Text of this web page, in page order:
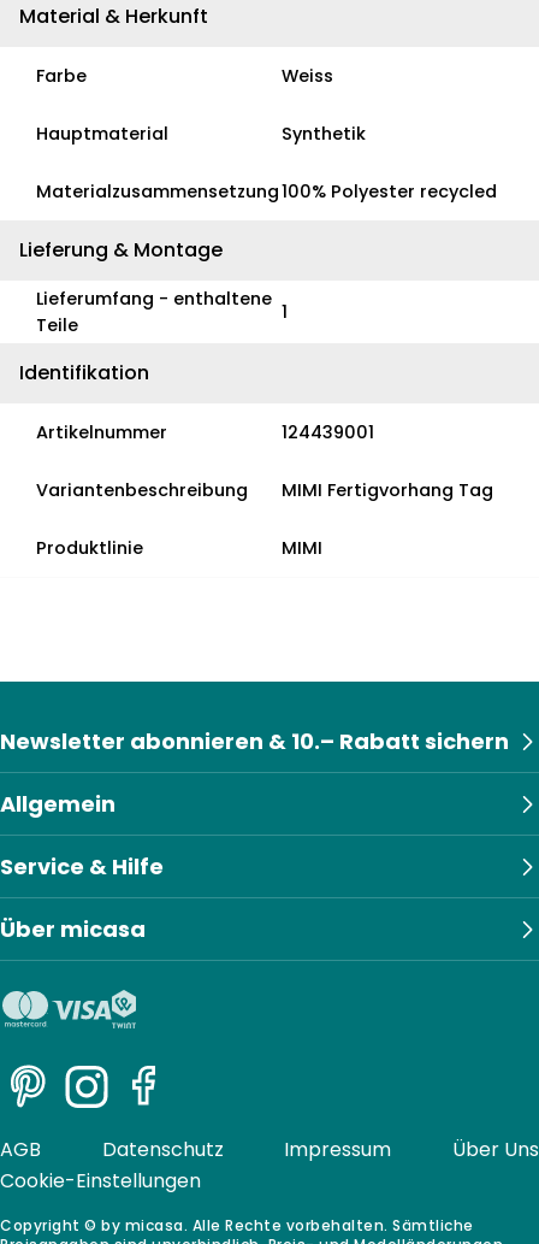
Material & Herkunft
Farbe Weiss
Hauptmaterial Synthetik
Materialzusammensetzung100% Polyester recycled
Lieferung & Montage
Lieferumfang - enthaltene
Teile
1
Identifikation
Artikelnummer 124439001
Variantenbeschreibung MIMI Fertigvorhang Tag
Produktlinie MIMI
Allgemein
Service & Hilfe
Über micasa
Newsletter abonnieren & 10.– Rabatt sichern
PinterestInstagramFacebook
Copyright © by micasa. Alle Rechte vorbehalten. Sämtliche
AGB Datenschutz Impressum
Über Uns
Cookie-Einstellungen